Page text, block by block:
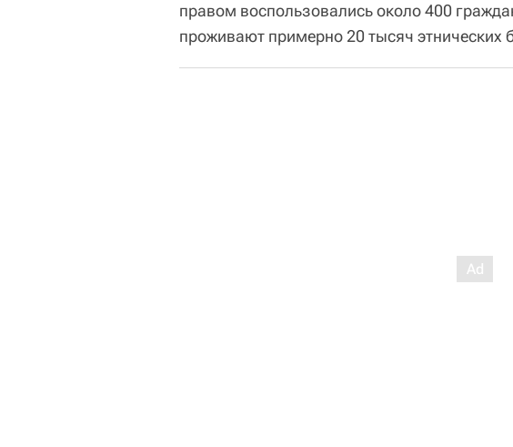
правом воспользовались около 400
проживают примерно 20 тысяч этнических